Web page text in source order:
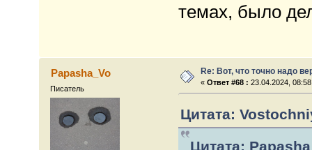
темах, было
Papasha_Vo
Писатель
Re: Вот, что точно надо
«Ответ #68 : 23.04.2024,
Цитата:
Цитата: